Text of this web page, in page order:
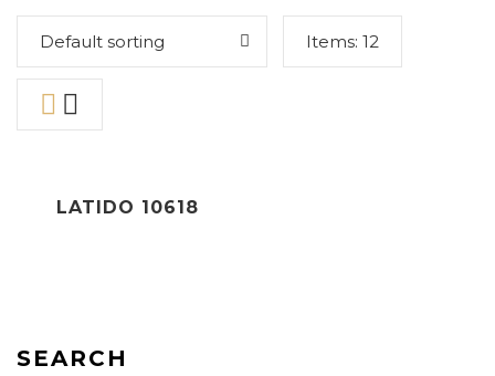
Default sorting Items: 12
LATIDO 10618
SEARCH